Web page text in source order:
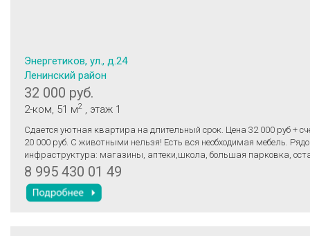
Энергетиков, ул., д.24
Ленинский район
32 000 руб.
2-ком, 51 м2 , этаж 1
Сдается уютная квартира на длительный срок. Цена 32 000 руб +
20 000 руб. С животными нельзя! Есть вся необходимая мебель.
инфраструктура: магазины, аптеки,школа, большая парковка,
8 995 430 01 49